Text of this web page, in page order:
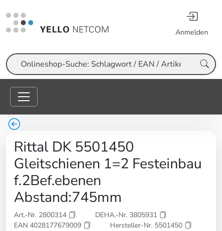
Anmelden
Suche
Rittal DK 5501450
Gleitschienen 1=2 Festeinbau
f.2Bef.ebenen
Abstand:745mm
Art.-Nr. 2800314
DEHA.-Nr. 3805931
EAN 4028177679009
Hersteller-Nr. 5501450